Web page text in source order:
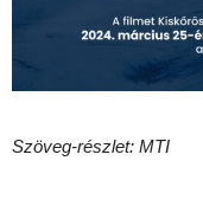
Szöveg-részlet: MTI